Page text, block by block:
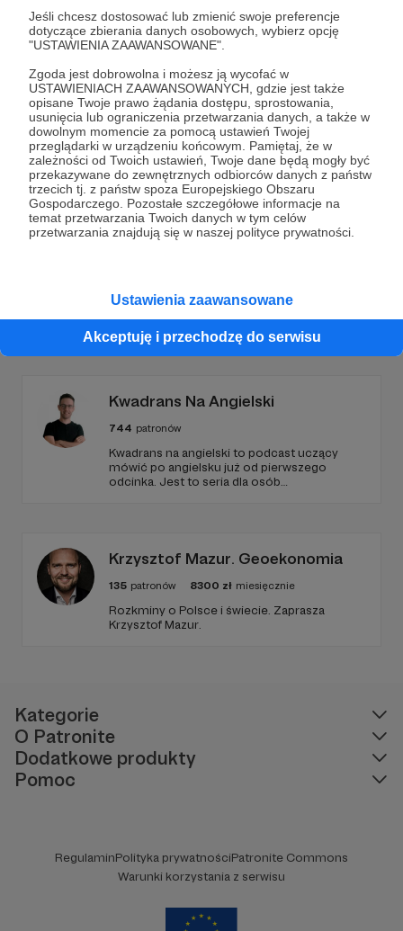
Jeśli chcesz dostosować lub zmienić swoje preferencje
dotyczące zbierania danych osobowych, wybierz opcję
"USTAWIENIA ZAAWANSOWANE".
Zgoda jest dobrowolna i możesz ją wycofać w
USTAWIENIACH ZAAWANSOWANYCH, gdzie jest także
opisane Twoje prawo żądania dostępu, sprostowania,
usunięcia lub ograniczenia przetwarzania danych, a także w
dowolnym momencie za pomocą ustawień Twojej
przeglądarki w urządzeniu końcowym. Pamiętaj, że w
zależności od Twoich ustawień, Twoje dane będą mogły być
przekazywane do zewnętrznych odbiorców danych z państw
trzecich tj. z państw spoza Europejskiego Obszaru
Gospodarczego. Pozostałe szczegółowe informacje na
temat przetwarzania Twoich danych w tym celów
przetwarzania znajdują się w naszej polityce prywatności.
Ustawienia zaawansowane
Akceptuję i przechodzę do serwisu
Dołącz do grona Patronów!
Wesprzyj działalność AutoraPeter Bielackjuż teraz!
Zostań Patronem
Promowani autorzy
Kwadrans Na Angielski
744 patronów
Kwadrans na angielski to podcast uczący
mówić po angielsku już od pierwszego
odcinka. Jest to seria dla osób
nowego odcinka co czwartek.
Krzysztof Mazur. Geoekonomia
135 patronów 8300 zł miesięcznie
Rozkminy o Polsce i świecie. Zaprasza
Krzysztof Mazur.
Kategorie
O Patronite
Dodatkowe produkty
Pomoc
RegulaminPolityka prywatnościPatronite Commons
Warunki korzystania z serwisu